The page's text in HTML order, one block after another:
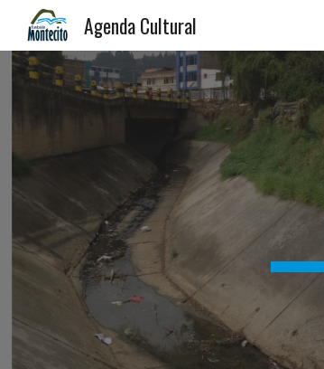
Agenda Cultural